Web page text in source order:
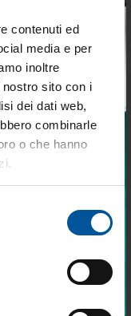
tua
la
contenuti ed
media e per
inoltre
sito con i
dei dati web,
combinarle
o che hanno
€ 5,50
Disponibile